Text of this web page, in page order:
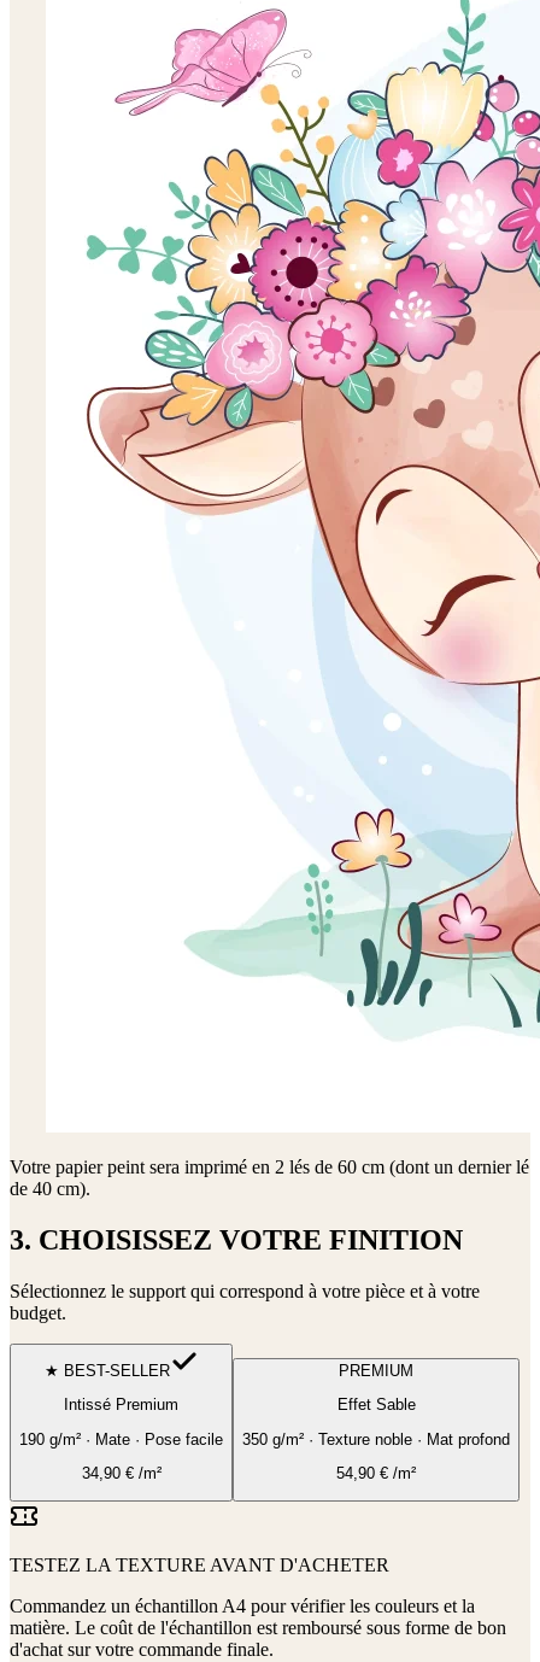
Votre papier peint sera imprimé en 2 lés de 60 cm (dont un dernier lé
de 40 cm).
3. CHOISISSEZ VOTRE FINITION
Sélectionnez le support qui correspond à votre pièce et à votre
budget.
★ BEST-SELLER
Intissé Premium
190 g/m² · Mate · Pose facile
34,90€/m²
PREMIUM
Effet Sable
350 g/m² · Texture noble · Mat profond
54,90 € /m²
TESTEZ LA TEXTURE AVANT D'ACHETER
Commandez un échantillon A4 pour vérifier les couleurs et la
matière. Le coût de l'échantillon est remboursé sous forme de bon
d'achat sur votre commande finale.